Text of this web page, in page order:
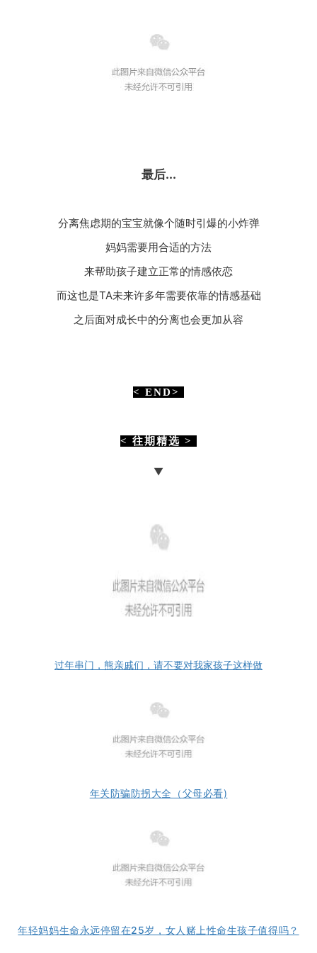
最后...
分离焦虑期的宝宝就像个随时引爆的小炸弹
妈妈需要用合适的方法
来帮助孩子建立正常的情感依恋
而这也是TA未来许多年需要依靠的情感基础
之后面对成长中的分离也会更加从容
< END>
< 往期精选 >
▼
过年串门，熊亲戚们，请不要对我家孩子这样做
年关防骗防拐大全（父母必看)
年轻妈妈生命永远停留在25岁，女人赌上性命生孩子值得吗？